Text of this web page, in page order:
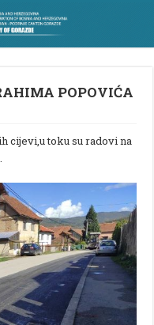
POPOVIĆA
cijevi,u toku su radovi na